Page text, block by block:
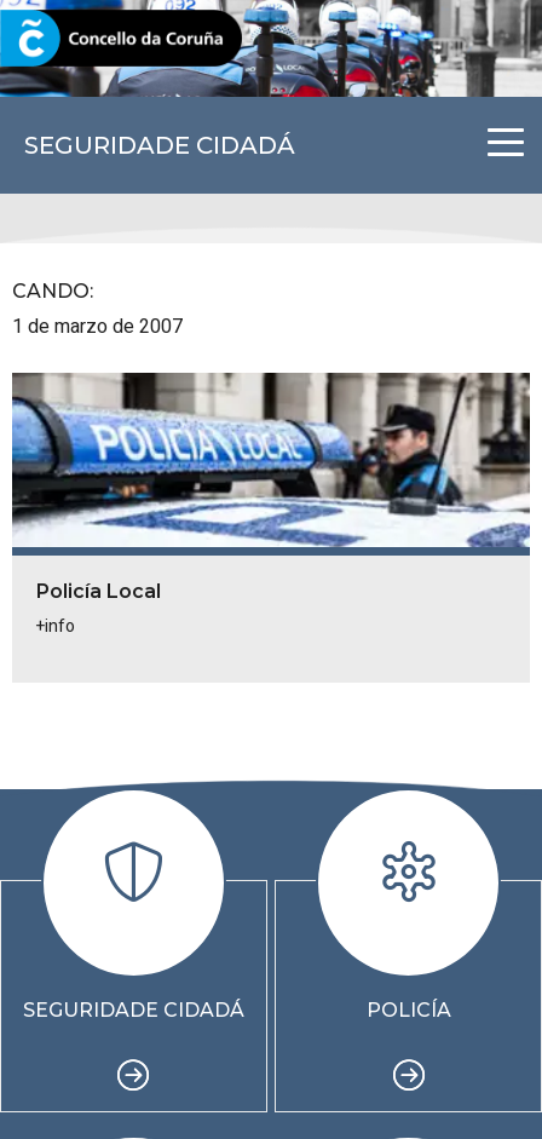
SEGURIDADE CIDADÁ
CORUNA.GAL
CANDO:
1 de marzo de 2007
Policía Local
+info
SEGURIDADE CIDADÁ POLICÍA